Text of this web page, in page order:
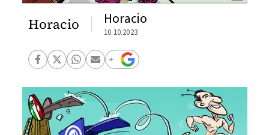
Horacio Horacio
10.10.2023